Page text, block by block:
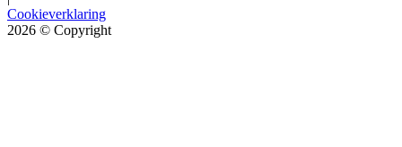
Cookieverklaring
2026 © Copyright